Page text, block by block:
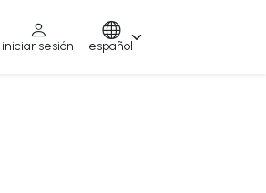
iniciar sesión español